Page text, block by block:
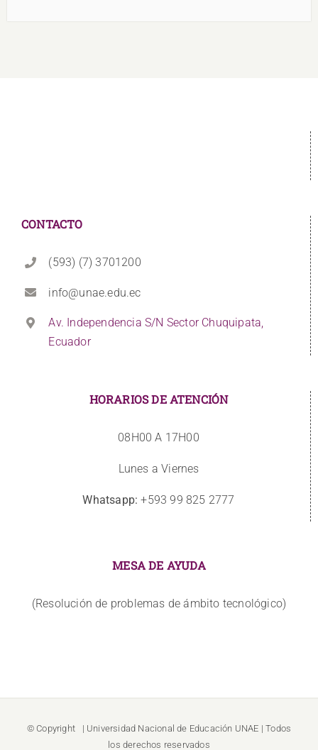
CONTACTO
(593) (7) 3701200
info@unae.edu.ec
Av. Independencia S/N Sector Chuquipata,
Ecuador
HORARIOS DE ATENCIÓN
08H00 A 17H00
Lunes a Viernes
Whatsapp: +593 99 825 2777
MESA DE AYUDA
(Resolución de problemas de ámbito tecnológico)
© Copyright | Universidad Nacional de Educación UNAE | Todos
los derechos reservados